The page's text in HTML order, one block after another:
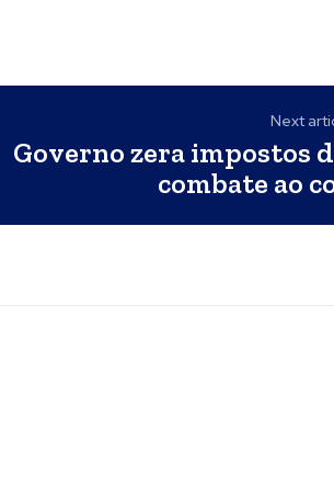
Next
Governo zera impostos
combate ao